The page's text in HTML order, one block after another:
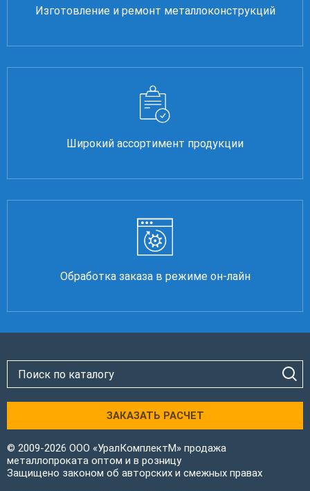
Изготовление и ремонт металлоконструкций
Широкий ассортимент продукции
Обработка заказа в режиме он-лайн
ЗАКАЗАТЬ РАСЧЕТ
© 2009-2026 ООО «УралКомплектМ» продажа
металлопроката оптом и в розницу
Защищено законом об авторских и смежных правах